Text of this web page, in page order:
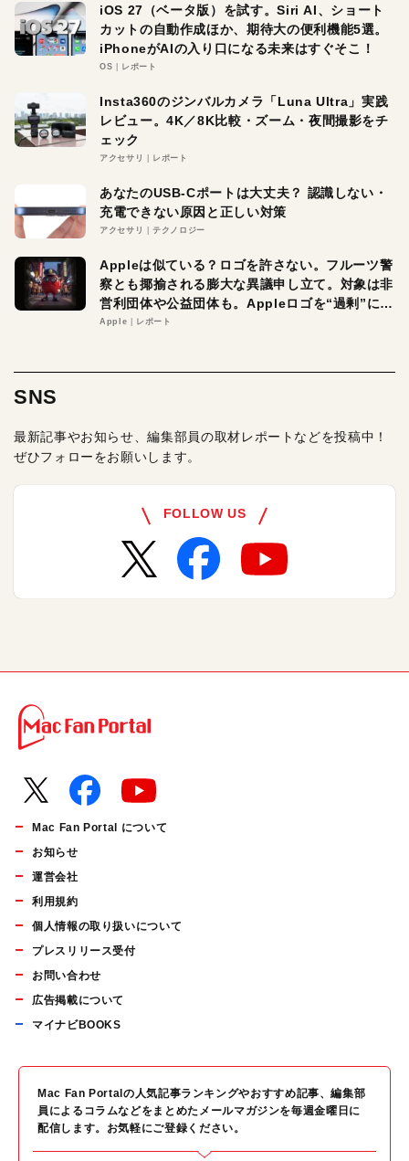
iOS 27（ベータ版）を試す。Siri AI、ショート
カットの自動作成ほか、期待大の便利機能5選。
iPhoneがAIの入り口になる未来はすぐそこ！
OS レポート
Insta360のジンバルカメラ「Luna Ultra」実践
レビュー。4K／8K比較・ズーム・夜間撮影をチ
ェック
アクセサリ レポート
あなたのUSB-Cポートは大丈夫？ 認識しない・
充電できない原因と正しい対策
アクセサリ テクノロジー
Appleは似ている？ロゴを許さない。フルーツ警
察とも揶揄される膨大な異議申し立て。対象は非
営利団体や公益団体も。Appleロゴを“過剰”に守
る理由とは
Apple レポート
SNS
最新記事やお知らせ、編集部員の取材レポートなどを投稿中！
ぜひフォローをお願いします。
FOLLOW US
Mac Fan Portal について
お知らせ
運営会社
利用規約
個人情報の取り扱いについて
プレスリリース受付
お問い合わせ
広告掲載について
マイナビBOOKS
Mac Fan Portalの人気記事ランキングやおすすめ記事、編集部
員によるコラムなどをまとめたメールマガジンを毎週金曜日に
配信します。お気軽にご登録ください。